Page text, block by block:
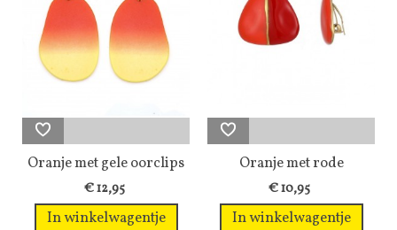
Oranje met gele oorclips
en een...
€ 12,95
In winkelwagentje
Oranje met rode
oorclips in drie...
€ 10,95
In winkelwagentje